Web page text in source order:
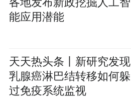
各地发布新政挖掘人工智
能应用潜能
天天热头条丨新研究发现
乳腺癌淋巴结转移如何躲
过免疫系统监视